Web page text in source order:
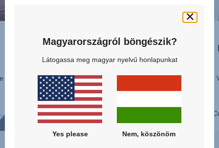
NYUGODT UTAZÁS
EASYRECLINE-NEL
Tedd pihentetővé az utazásokat – neked
és gyermekednek is – a SAFEFIX
EasyRecline funkciójával. A teljes
gyermekkor során használható, így a...
Magyarországról böngészik?
Látogassa meg magyar nyelvű honlapunkat
Yes please Nem, köszönöm